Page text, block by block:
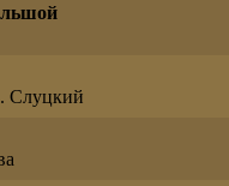
Слуцкий